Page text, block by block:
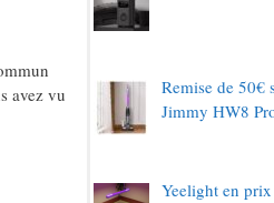
avez vu
Remise de 50€
Jimmy HW8
Yeelight en